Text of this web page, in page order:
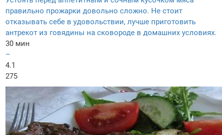
правильно прожарки довольно сложно. Не стоит
отказывать себе в удовольствии, лучше приготовить
антрекот из говядины на сковороде в домашних условиях.
30 мин
–
4.1
275